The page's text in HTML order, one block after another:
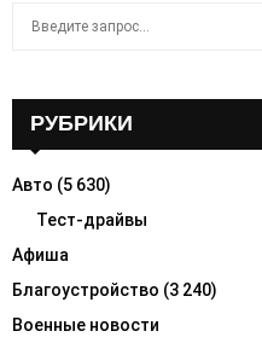
o
РУБРИКИ
Авто (5 630)
Тест-драйвы
Афиша
Благоустройство (3 240)
Военные новости